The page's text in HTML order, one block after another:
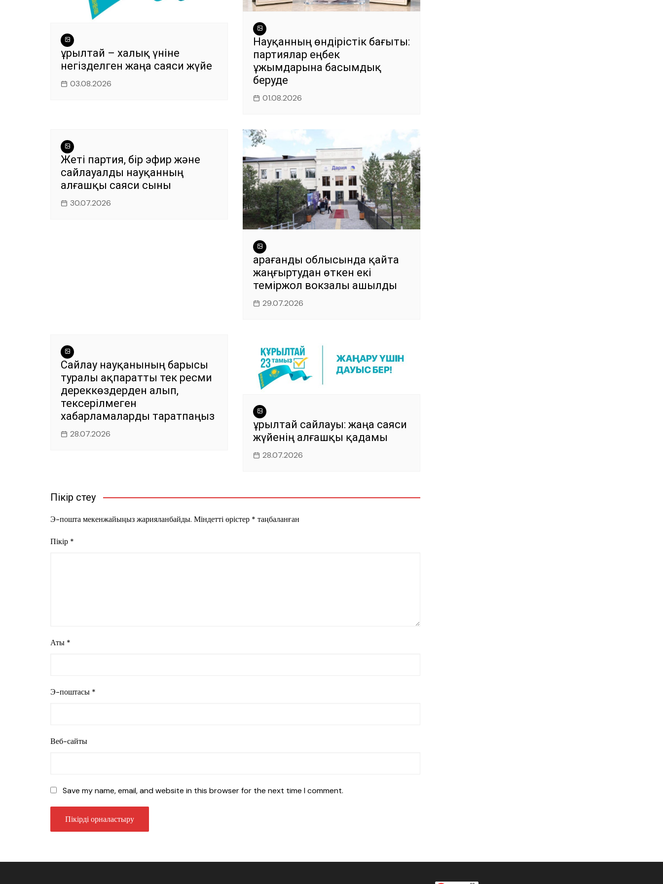
Құрылтай – халық үніне
негізделген жаңа саяси жүйе
03.08.2026
Науқанның өндірістік бағыты:
партиялар еңбек
ұжымдарына басымдық
беруде
01.08.2026
Жеті партия, бір эфир және
сайлауалды науқанның
алғашқы саяси сыны
30.07.2026
Қарағанды облысында қайта
жаңғыртудан өткен екі
теміржол вокзалы ашылды
29.07.2026
Сайлау науқанының барысы
туралы ақпаратты тек ресми
дереккөздерден алып,
тексерілмеген
хабарламаларды таратпаңыз
28.07.2026
Құрылтай сайлауы: жаңа саяси
жүйенің алғашқы қадамы
28.07.2026
Пікір үстеу
Э-пошта мекенжайыңыз жарияланбайды. Міндетті өрістер * таңбаланған
Пікір *
Аты *
Э-поштасы *
Веб-сайты
Save my name, email, and website in this browser for the next time I comment.